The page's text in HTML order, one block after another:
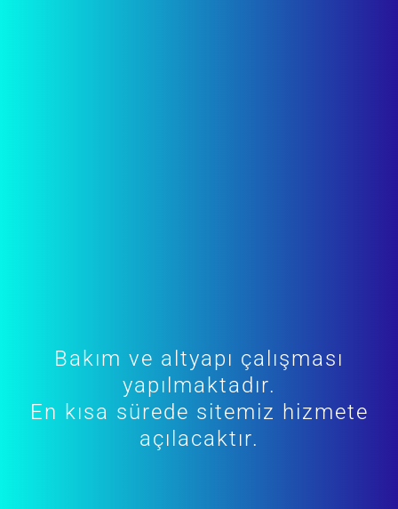
Bakım ve altyapı çalışması
yapılmaktadır.
En kısa sürede sitemiz hizmete
açılacaktır.